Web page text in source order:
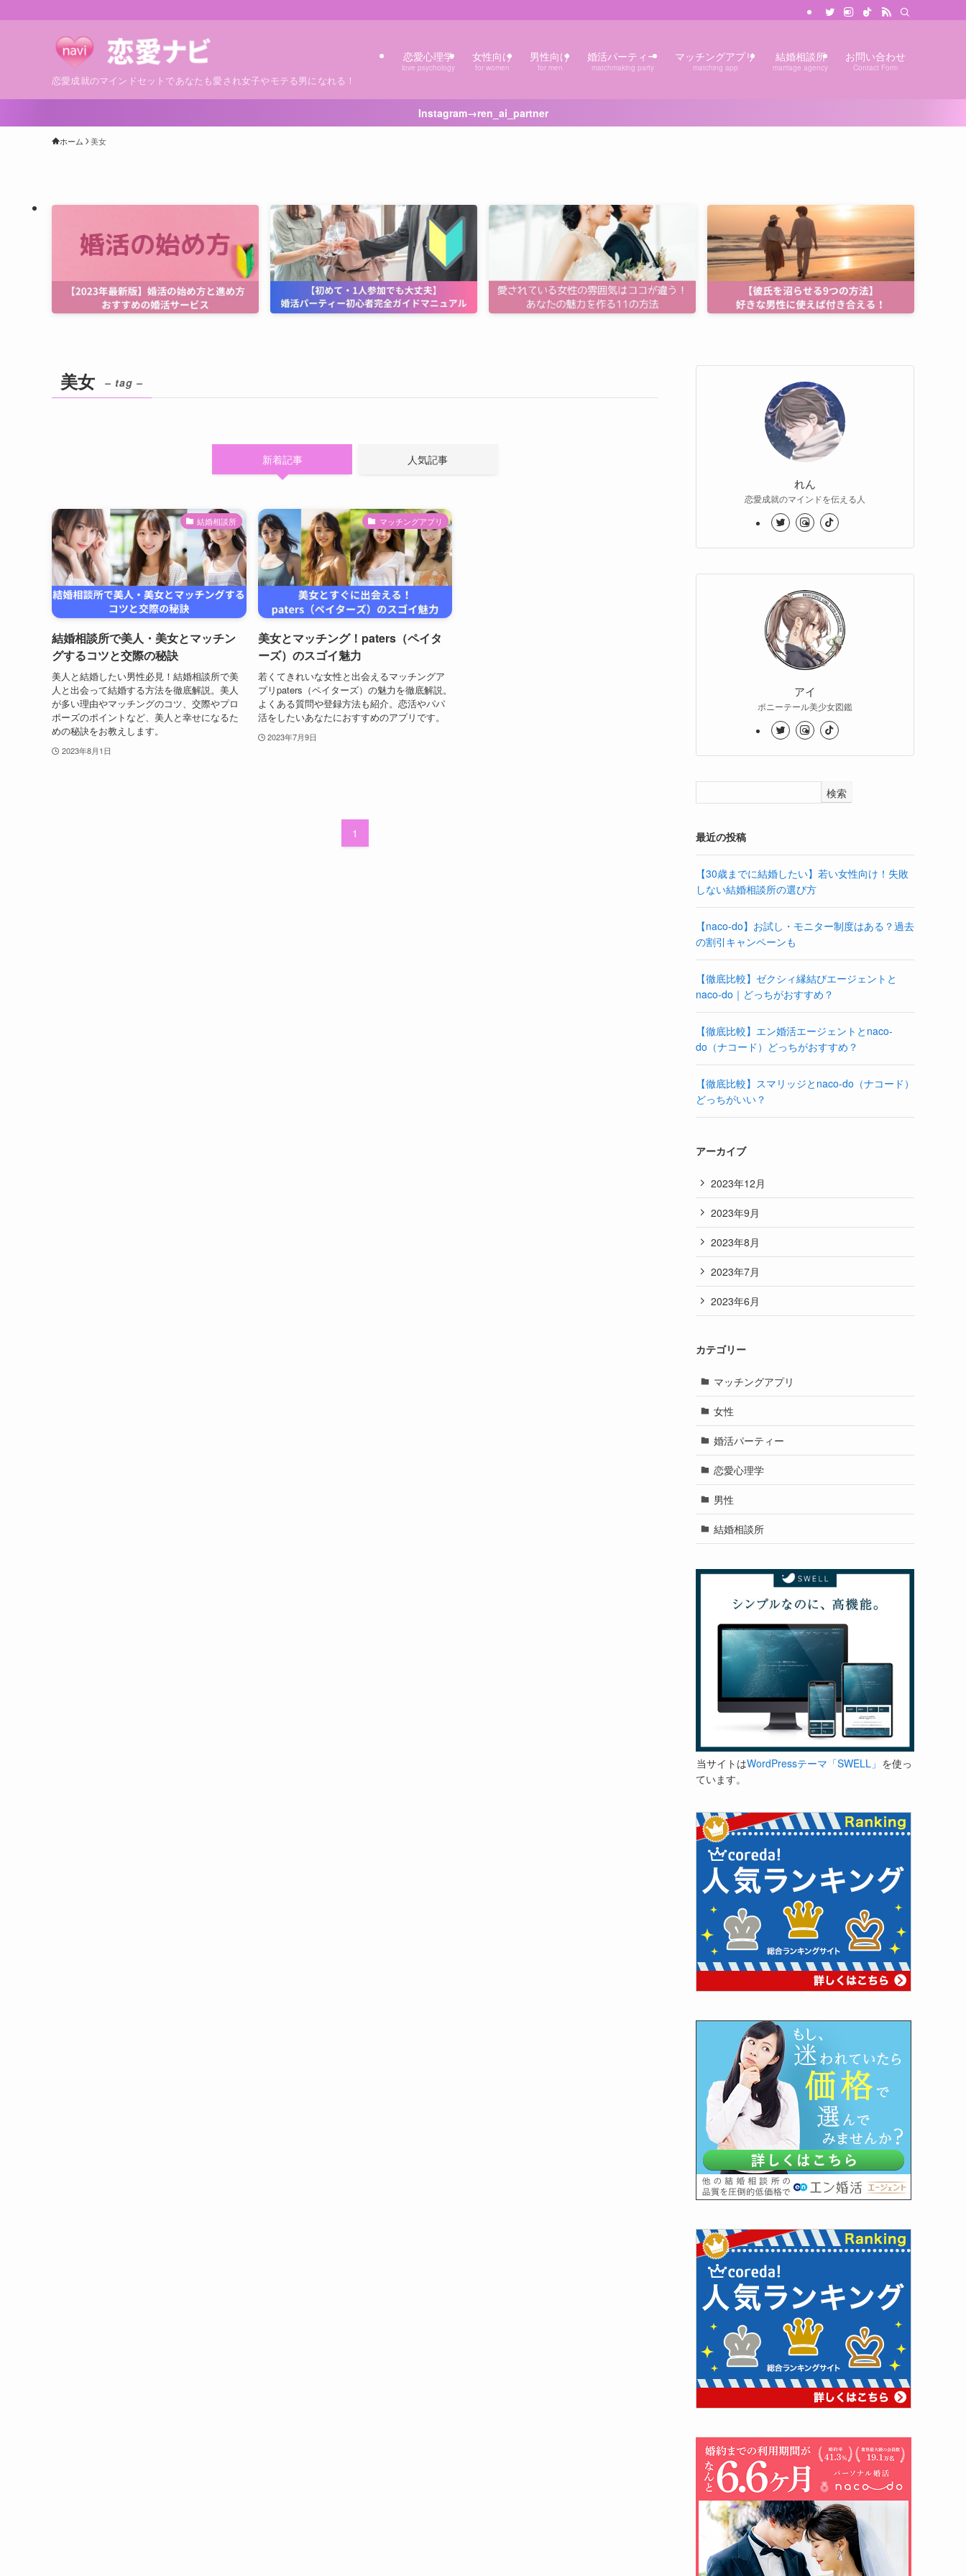
恋愛成就のマインドセットであなたも愛され女子やモテる男になれる！
恋愛心理学
love psychology
女性向け
for women
男性向け
for men
婚活パーティー
matchmaking party
マッチングアプリ
matching app
結婚相談所
marriage agency
お問い合わせ
Contact Form
Instagram→ren_ai_partner
ホーム 美女
美女 – tag –
新着記事 人気記事
結婚相談所
結婚相談所で美人・美女とマッチン
グするコツと交際の秘訣
美人と結婚したい男性必見！結婚相談所で美
人と出会って結婚する方法を徹底解説。美人
が多い理由やマッチングのコツ、交際やプロ
ポーズのポイントなど、美人と幸せになるた
めの秘訣をお教えします。
2023年8月1日
マッチングアプリ
美女とマッチング！paters（ペイタ
ーズ）のスゴイ魅力
若くてきれいな女性と出会えるマッチングア
プリpaters（ペイターズ）の魅力を徹底解説。
よくある質問や登録方法も紹介。恋活やパパ
活をしたいあなたにおすすめのアプリです。
2023年7月9日
1
れん
恋愛成就のマインドを伝える人
アイ
ポニーテール美少女図鑑
検索
最近の投稿
【30歳までに結婚したい】若い女性向け！失敗
しない結婚相談所の選び方
【naco-do】お試し・モニター制度はある？過去
の割引キャンペーンも
【徹底比較】ゼクシィ縁結びエージェントと
naco-do｜どっちがおすすめ？
【徹底比較】エン婚活エージェントとnaco-
do（ナコード）どっちがおすすめ？
【徹底比較】スマリッジとnaco-do（ナコード）
どっちがいい？
アーカイブ
2023年12月
2023年9月
2023年8月
2023年7月
2023年6月
カテゴリー
マッチングアプリ
女性
婚活パーティー
恋愛心理学
男性
結婚相談所
当サイトはWordPressテーマ「SWELL」 を使っ
ています。